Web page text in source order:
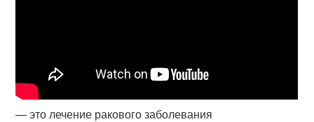
— это лечение ракового заболевания